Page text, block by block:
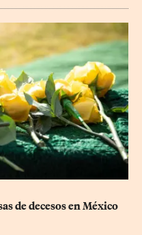
de decesos en México